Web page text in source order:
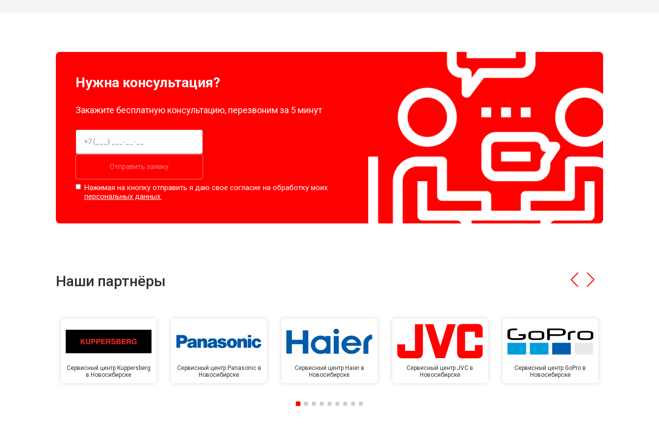
Нужна консультация?
Закажите бесплатную консультацию, перезвоним за 5 минут
Отправить заявку
Нажимая на кнопку отправить я даю свое согласие на обработку моих
персональных данных.
Наши партнёры
Сервисный центр Kuppersberg
в Новосибирске
Сервисный центр Panasonic в
Новосибирске
Сервисный центр Haier в
Новосибирске
Сервисный центр JVC в
Новосибирске
Сервисный центр GoPro в
Новосибирске